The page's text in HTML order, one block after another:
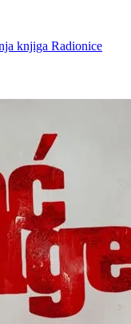
knjiga Radionice